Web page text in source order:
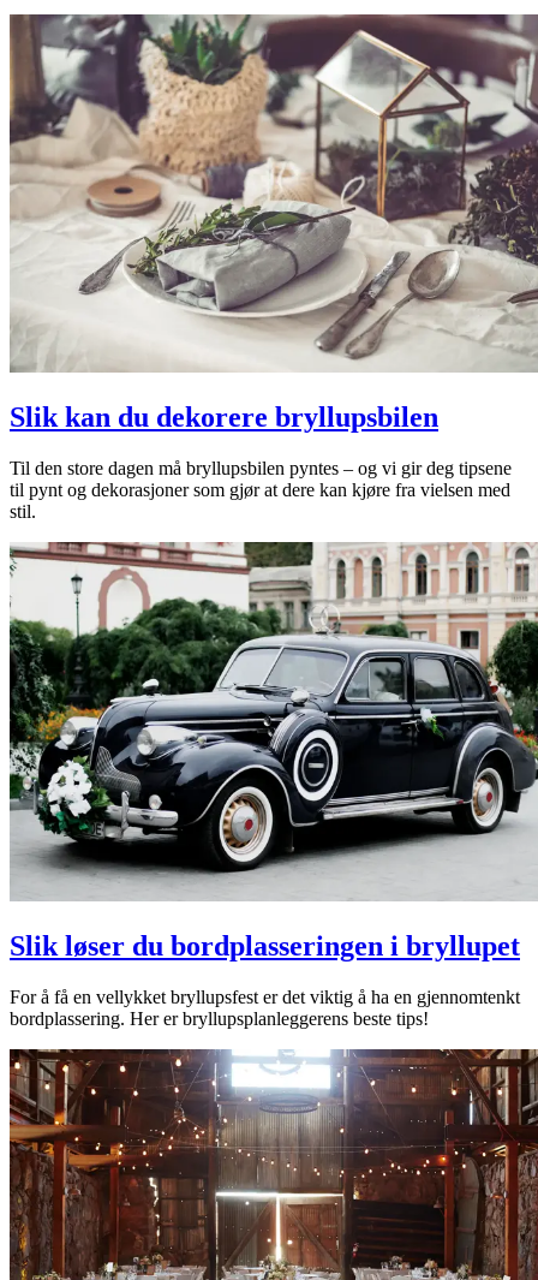
Slik kan du dekorere bryllupsbilen
Til den store dagen må bryllupsbilen pyntes – og vi gir deg tipsene
til pynt og dekorasjoner som gjør at dere kan kjøre fra vielsen med
stil.
Slik løser du bordplasseringen i bryllupet
For å få en vellykket bryllupsfest er det viktig å ha en gjennomtenkt
bordplassering. Her er bryllupsplanleggerens beste tips!